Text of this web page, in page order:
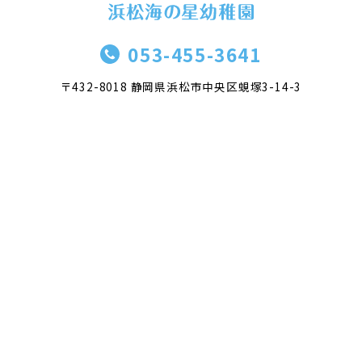
053-455-3641
〒432-8018 静岡県浜松市中央区蜆塚3-14-3